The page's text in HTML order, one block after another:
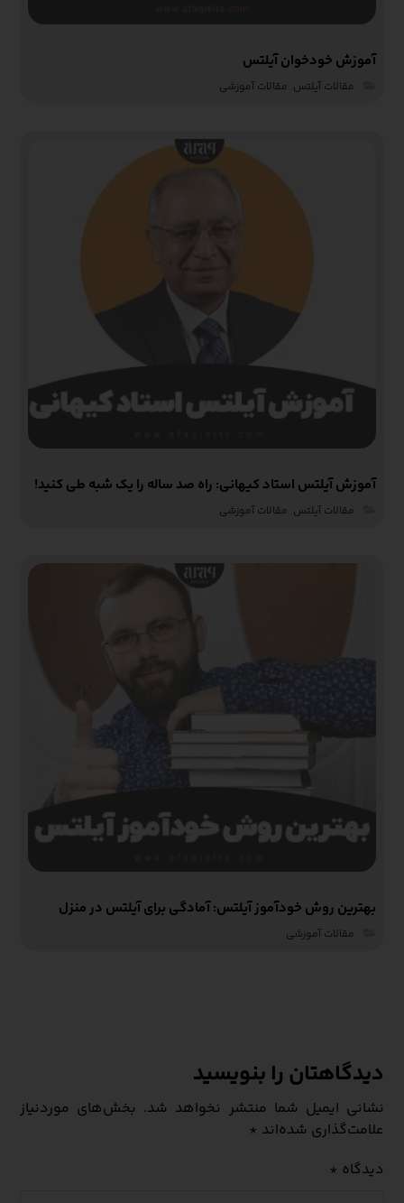
آموزش خودخوان آیلتس
مقالات آیلتس مقالات آموزشی‌
آموزش آیلتس استاد کیهانی: راه صد ساله را یک شبه طی کنید!
مقالات آیلتس مقالات آموزشی‌
بهترین روش خودآموز آیلتس: آمادگی برای آیلتس در منزل
مقالات آموزشی‌
دیدگاهتان را بنویسید
نشانی ایمیل شما منتشر نخواهد شد. بخش‌های موردنیاز
علامت‌گذاری شده‌اند *
دیدگاه *